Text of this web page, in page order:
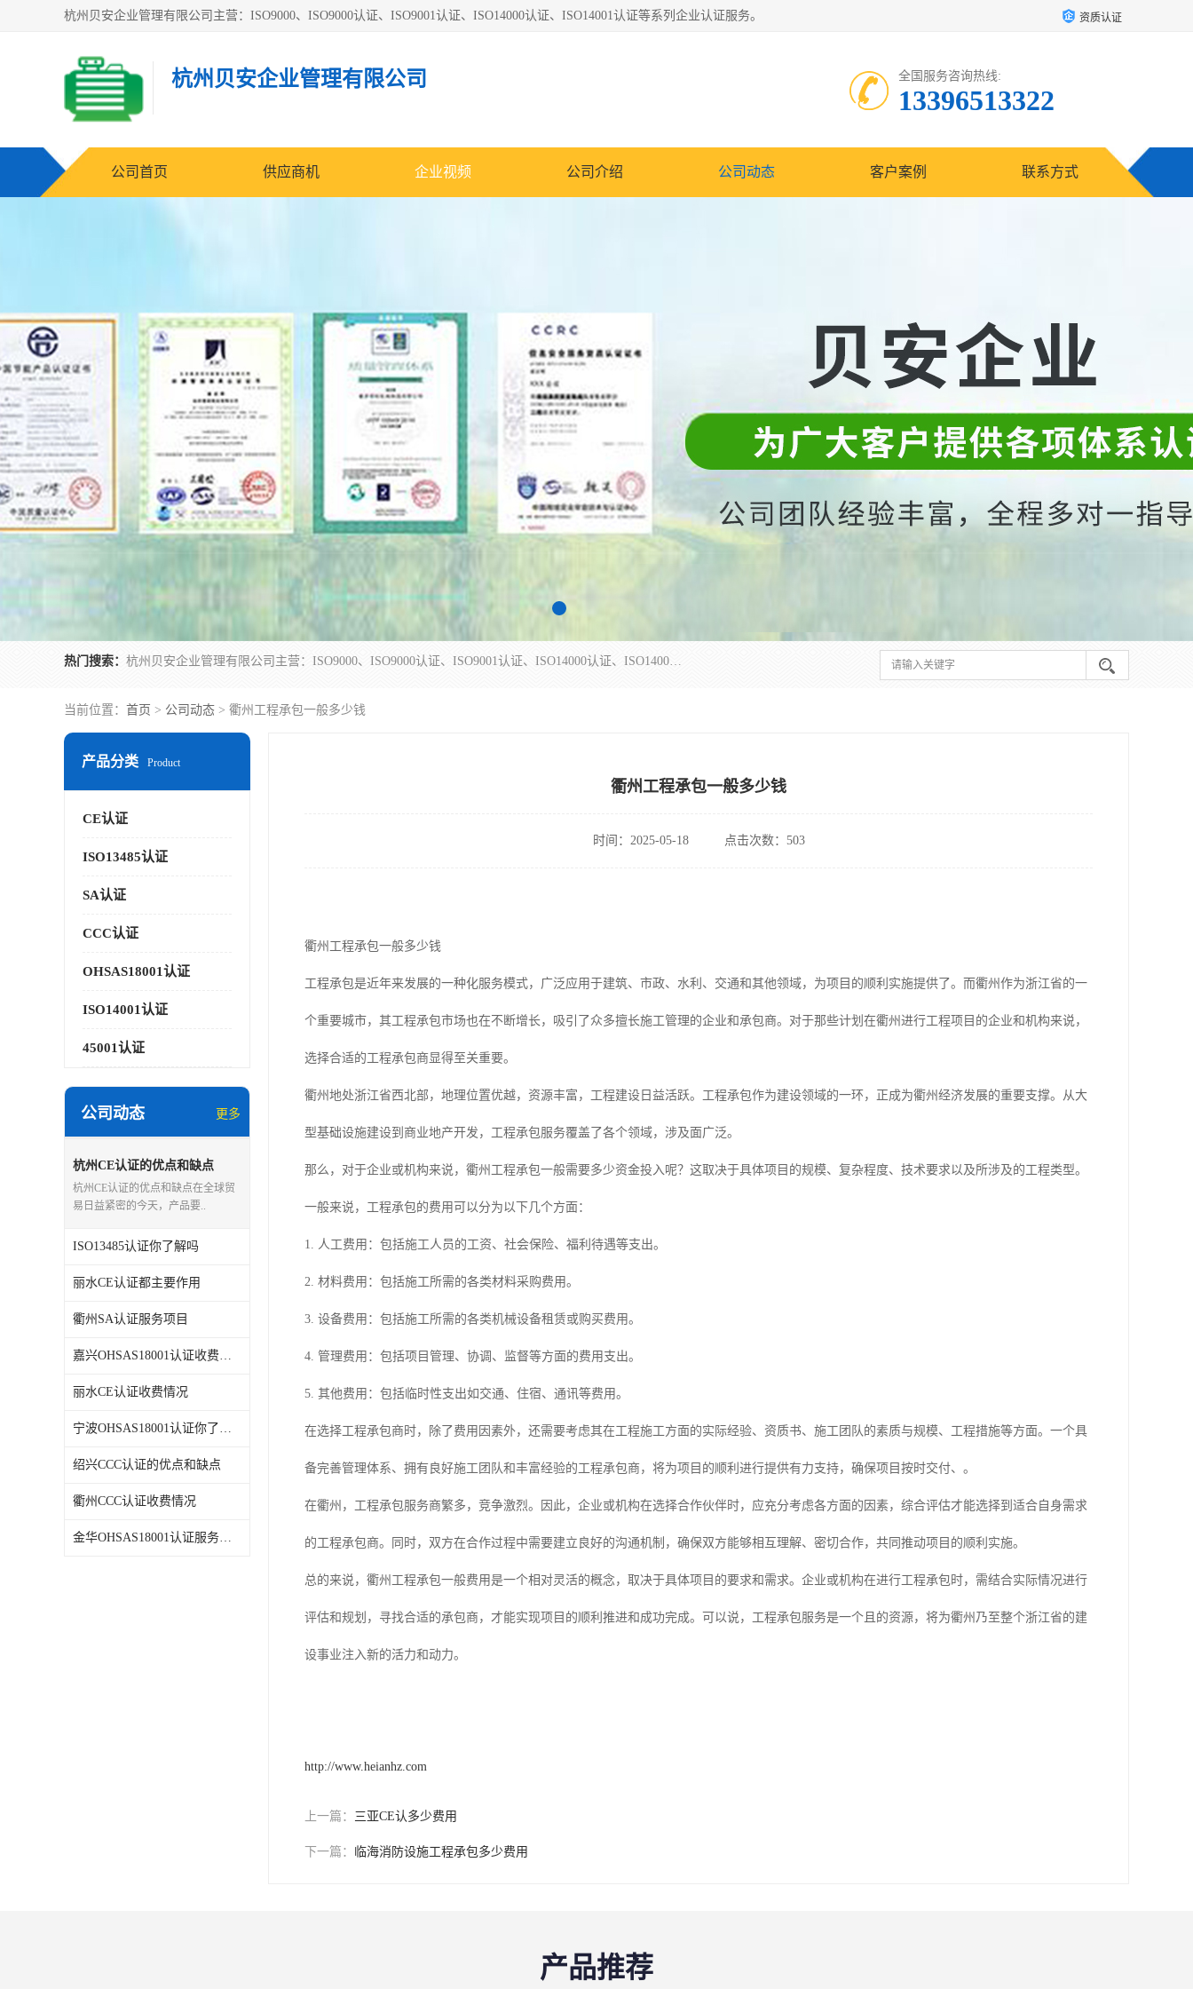
杭州贝安企业管理有限公司主营：ISO9000、ISO9000认证、ISO9001认证、ISO14000认证、ISO14001认证等系列企业认证服务。 资质认证
杭州贝安企业管理有限公司 全国服务咨询热线:
13396513322
公司首页 供应商机 企业视频 公司介绍 公司动态 客户案例 联系方式
热门搜索： 杭州贝安企业管理有限公司主营：ISO9000、ISO9000认证、ISO9001认证、ISO14000认证、ISO14001认证等系列企业认证服务。
当前位置： 首页 > 公司动态 > 衢州工程承包一般多少钱
产品分类 Product
CE认证
ISO13485认证
SA认证
CCC认证
OHSAS18001认证
ISO14001认证
45001认证
公司动态 更多
杭州CE认证的优点和缺点
杭州CE认证的优点和缺点在全球贸
易日益紧密的今天，产品要..
ISO13485认证你了解吗
丽水CE认证都主要作用
衢州SA认证服务项目
嘉兴OHSAS18001认证收费情况
丽水CE认证收费情况
宁波OHSAS18001认证你了解吗
绍兴CCC认证的优点和缺点
衢州CCC认证收费情况
金华OHSAS18001认证服务项目
衢州工程承包一般多少钱
时间：2025-05-18 点击次数：503
衢州工程承包一般多少钱
工程承包是近年来发展的一种化服务模式，广泛应用于建筑、市政、水利、交通和其他领域，为项目的顺利实施提供了。而衢州作为浙江省的一
个重要城市，其工程承包市场也在不断增长，吸引了众多擅长施工管理的企业和承包商。对于那些计划在衢州进行工程项目的企业和机构来说，
选择合适的工程承包商显得至关重要。
衢州地处浙江省西北部，地理位置优越，资源丰富，工程建设日益活跃。工程承包作为建设领域的一环，正成为衢州经济发展的重要支撑。从大
型基础设施建设到商业地产开发，工程承包服务覆盖了各个领域，涉及面广泛。
那么，对于企业或机构来说，衢州工程承包一般需要多少资金投入呢？这取决于具体项目的规模、复杂程度、技术要求以及所涉及的工程类型。
一般来说，工程承包的费用可以分为以下几个方面：
1. 人工费用：包括施工人员的工资、社会保险、福利待遇等支出。
2. 材料费用：包括施工所需的各类材料采购费用。
3. 设备费用：包括施工所需的各类机械设备租赁或购买费用。
4. 管理费用：包括项目管理、协调、监督等方面的费用支出。
5. 其他费用：包括临时性支出如交通、住宿、通讯等费用。
在选择工程承包商时，除了费用因素外，还需要考虑其在工程施工方面的实际经验、资质书、施工团队的素质与规模、工程措施等方面。一个具
备完善管理体系、拥有良好施工团队和丰富经验的工程承包商，将为项目的顺利进行提供有力支持，确保项目按时交付、。
在衢州，工程承包服务商繁多，竞争激烈。因此，企业或机构在选择合作伙伴时，应充分考虑各方面的因素，综合评估才能选择到适合自身需求
的工程承包商。同时，双方在合作过程中需要建立良好的沟通机制，确保双方能够相互理解、密切合作，共同推动项目的顺利实施。
总的来说，衢州工程承包一般费用是一个相对灵活的概念，取决于具体项目的要求和需求。企业或机构在进行工程承包时，需结合实际情况进行
评估和规划，寻找合适的承包商，才能实现项目的顺利推进和成功完成。可以说，工程承包服务是一个且的资源，将为衢州乃至整个浙江省的建
设事业注入新的活力和动力。
http://www.heianhz.com
上一篇： 三亚CE认多少费用
下一篇： 临海消防设施工程承包多少费用
产品推荐